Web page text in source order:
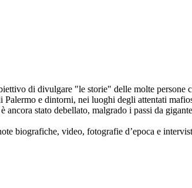
di divulgare "le storie" delle molte
e dintorni, nei luoghi degli attentati
stato debellato, malgrado i passi da
biografiche, video, fotografie d’epoca e